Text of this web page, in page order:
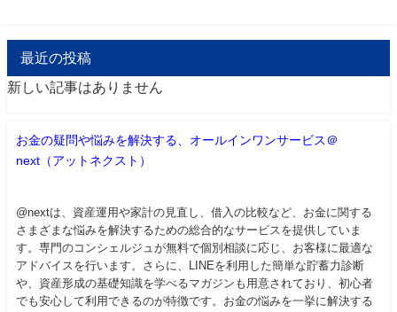
最近の投稿
新しい記事はありません
お金の疑問や悩みを解決する、オールインワンサービス＠
next（アットネクスト）
@nextは、資産運用や家計の見直し、借入の比較など、お金に関する
さまざまな悩みを解決するための総合的なサービスを提供していま
す。専門のコンシェルジュが無料で個別相談に応じ、お客様に最適な
アドバイスを行います。さらに、LINEを利用した簡単な貯蓄力診断
や、資産形成の基礎知識を学べるマガジンも用意されており、初心者
でも安心して利用できるのが特徴です。お金の悩みを一挙に解決する